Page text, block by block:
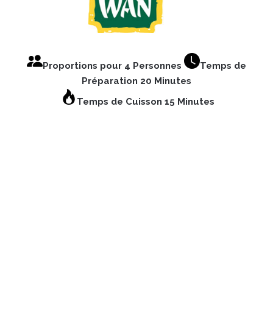
Proportions pour 4 Personnes
Temps de
Préparation 20 Minutes
Temps de Cuisson 15 Minutes